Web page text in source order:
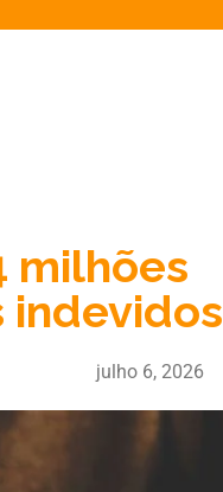
milhões
indevidos
julho 6, 2026